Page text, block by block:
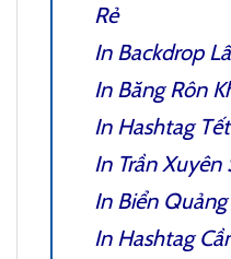
Rẻ
In Backdrop
In Băng Rôn
In Hashtag Tết
In Trần Xuyên
In Biển Quảng
In Hashtag